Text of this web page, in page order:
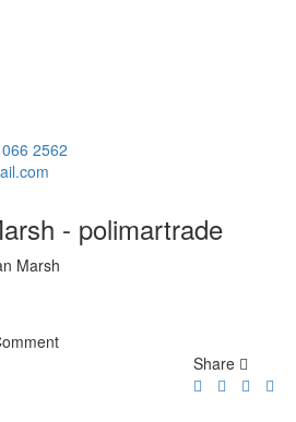
2562
- polimartrade
Marsh
Share